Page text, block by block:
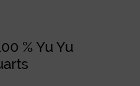
% Yu Yu